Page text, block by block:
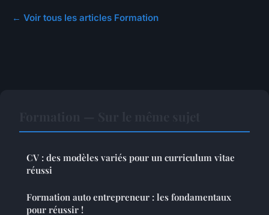
← Voir tous les articles Formation
CV : des modèles variés pour un curriculum vitae
réussi
Formation auto entrepreneur : les fondamentaux
pour réussir !